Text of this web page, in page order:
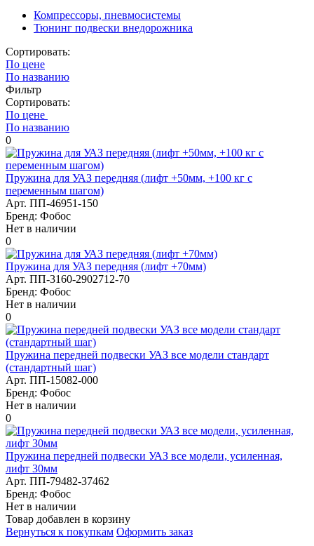
Компрессоры, пневмосистемы
Тюнинг подвески внедорожника
Сортировать:
По цене
По названию
Фильтр
Сортировать:
По цене
По названию
0
Пружина для УАЗ передняя (лифт +50мм, +100 кг с
переменным шагом)
Арт. ПП-46951-150
Бренд: Фобос
Нет в наличии
0
Пружина для УАЗ передняя (лифт +70мм)
Арт. ПП-3160-2902712-70
Бренд: Фобос
Нет в наличии
0
Пружина передней подвески УАЗ все модели стандарт
(стандартный шаг)
Арт. ПП-15082-000
Бренд: Фобос
Нет в наличии
0
Пружина передней подвески УАЗ все модели, усиленная,
лифт 30мм
Арт. ПП-79482-37462
Бренд: Фобос
Нет в наличии
Товар добавлен в корзину
Вернуться к покупкам Оформить заказ